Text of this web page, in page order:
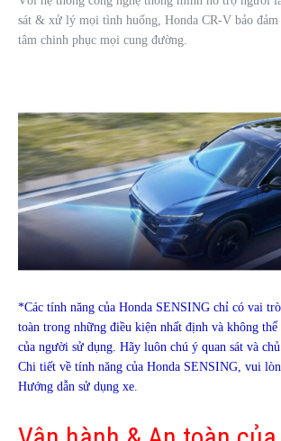
sát & xử lý mọi tình huống, Honda CR-V bảo đảm
tâm chinh phục mọi cung đường.
*Các tính năng của Honda SENSING chỉ có vai
toàn trong những điều kiện nhất định và không
của người sử dụng. Hãy luôn chú ý quan sát và
Chi tiết về tính năng của Honda SENSING, vui
Hướng dẫn sử dụng xe.